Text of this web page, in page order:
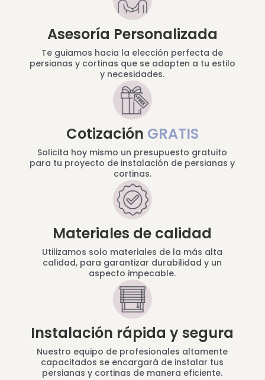
Asesoría Personalizada
Te guiamos hacia la elección perfecta de
persianas y cortinas que se adapten a tu estilo
y necesidades.
Cotización GRATIS
Solicita hoy mismo un presupuesto gratuito
para tu proyecto de instalación de persianas y
cortinas.
Materiales de calidad
Utilizamos solo materiales de la más alta
calidad, para garantizar durabilidad y un
aspecto impecable.
Instalación rápida y segura
Nuestro equipo de profesionales altamente
capacitados se encargará de instalar tus
persianas y cortinas de manera eficiente.